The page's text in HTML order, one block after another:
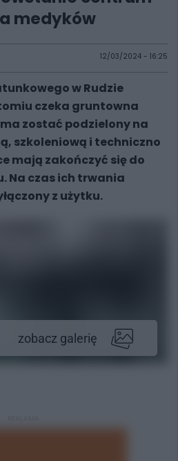
medyków
12/03/2024 - 16:25
w Rudzie
czeka gruntowna
zostać podzielony na
szkoleniową i techniczno
mają zakończyć się do
Na czas ich trwania
z użytku.
zobacz galerię